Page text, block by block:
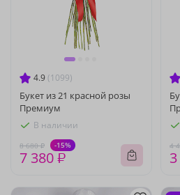
4.9 (1099)
Букет из 21 красной розы
Премиум
В наличии
8 680 ₽ -15%
7 380 ₽
4